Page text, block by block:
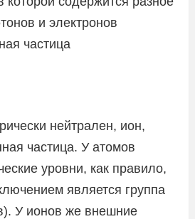
и электронов
частица
нейтрален, ион,
частица. У атомов
уровни, как правило,
является группа
У ионов же внешние